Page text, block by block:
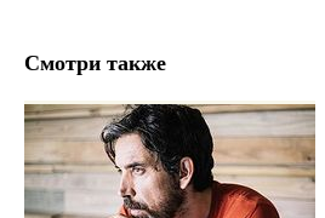
Смотри также